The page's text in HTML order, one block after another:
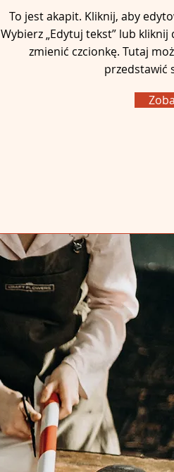
To jest akapit. Kliknij, aby
Wybierz „Edytuj tekst” lub
zmienić czcionkę. Tutaj
przedstawić